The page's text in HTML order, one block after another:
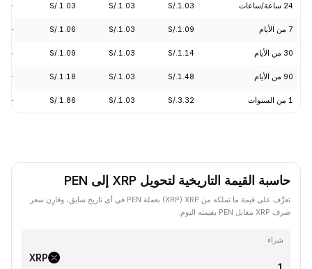
24 ساعة/ساعات S/.1.03
S/.1.03
S/.1.03
-2.08%
7 من الأيام S/.1.09
S/.1.03
S/.1.06
-4.74%
30 من الأيام S/.1.14
S/.1.03
S/.1.09
-6.03%
90 من الأيام S/.1.48
S/.1.03
S/.1.18
-10.45%
1 من السنوات S/.3.32
S/.1.03
S/.1.86
-65.78%
حاسبة القيمة التاريخية لتحويل XRP إلى PEN
تعرَّف على قيمة ما تملكه من XRP ‏(XRP) بعملة PEN في أي تاريخ سابق، وقارِن سعر
صرف XRP مقابل PEN بقيمته اليوم.
شراء
XRP